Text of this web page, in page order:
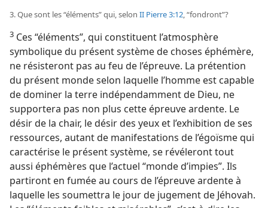
3. Que sont les “éléments” qui, selon II Pierre 3:12, “fondront”?
3 Ces “éléments”, qui constituent l’atmosphère
symbolique du présent système de choses éphémère,
ne résisteront pas au feu de l’épreuve. La prétention
du présent monde selon laquelle l’homme est capable
de dominer la terre indépendamment de Dieu, ne
supportera pas non plus cette épreuve ardente. Le
désir de la chair, le désir des yeux et l’exhibition de ses
ressources, autant de manifestations de l’égoïsme qui
caractérise le présent système, se révéleront tout
aussi éphémères que l’actuel “monde d’impies”. Ils
partiront en fumée au cours de l’épreuve ardente à
laquelle les soumettra le jour de jugement de Jéhovah.